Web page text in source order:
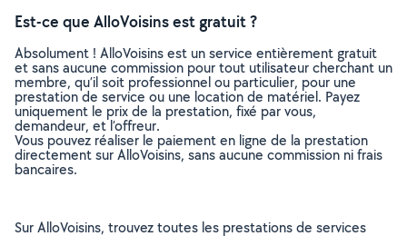
Est-ce que AlloVoisins est gratuit ?
Absolument ! AlloVoisins est un service entièrement gratuit
et sans aucune commission pour tout utilisateur cherchant un
membre, qu’il soit professionnel ou particulier, pour une
prestation de service ou une location de matériel. Payez
uniquement le prix de la prestation, fixé par vous,
demandeur, et l’offreur.
Vous pouvez réaliser le paiement en ligne de la prestation
directement sur AlloVoisins, sans aucune commission ni frais
bancaires.
Sur AlloVoisins, trouvez toutes les prestations de services